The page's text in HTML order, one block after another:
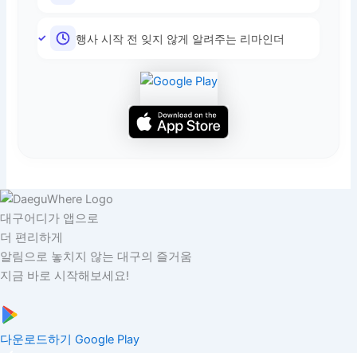
행사 시작 전 잊지 않게 알려주는 리마인더
대구어디가 앱으로
더 편리하게
알림으로 놓치지 않는 대구의 즐거움
지금 바로 시작해보세요!
다운로드하기 Google Play